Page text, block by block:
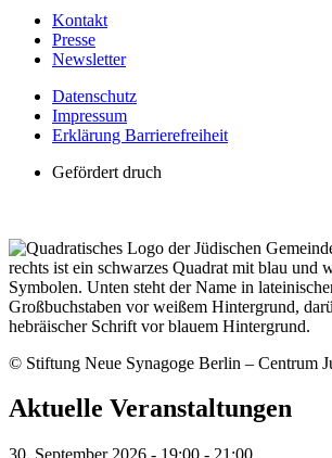
Kontakt
Presse
Newsletter
Datenschutz
Impressum
Erklärung Barrierefreiheit
Gefördert druch
© Stiftung Neue Synagoge Berlin – Centrum
Aktuelle Veranstaltungen